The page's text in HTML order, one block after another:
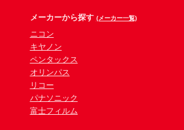
メーカーから探す (メーカー一覧)
ニコン
キヤノン
ペンタックス
オリンパス
リコー
パナソニック
富士フィルム